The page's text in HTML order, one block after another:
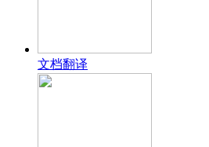
文档翻译